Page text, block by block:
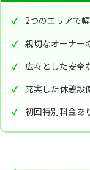
2つのエリアで
親切なオーナー
広々とした安全
充実した休憩設
初回特別料金あ